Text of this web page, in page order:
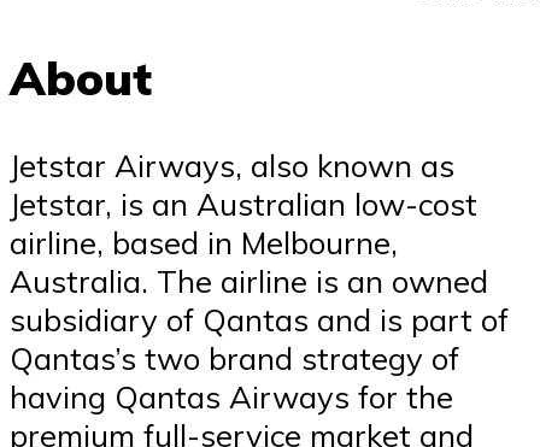
About
Jetstar Airways, also known as
Jetstar, is an Australian low-cost
airline, based in Melbourne,
Australia. The airline is an owned
subsidiary of Qantas and is part of
Qantas’s two brand strategy of
having Qantas Airways for the
premium full-service market and